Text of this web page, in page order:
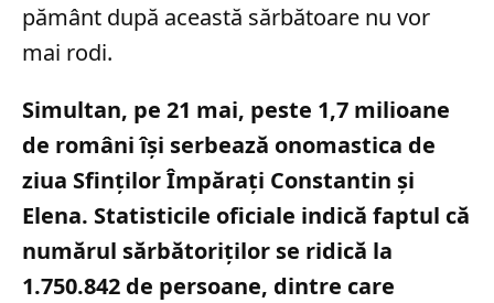
pământ după această sărbătoare nu vor
mai rodi.
Simultan, pe 21 mai, peste 1,7 milioane
de români își serbează onomastica de
ziua Sfinților Împărați Constantin și
Elena. Statisticile oficiale indică faptul că
numărul sărbătoriților se ridică la
1.750.842 de persoane, dintre care